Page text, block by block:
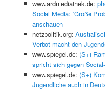
www.ardmediathek.de:
Social Media: ‘Große
anschauen
netzpolitik.org:
Verbot macht den
www.spiegel.de: (S+)
spricht sich gegen
www.spiegel.de: (S+)
Jugendliche auch in